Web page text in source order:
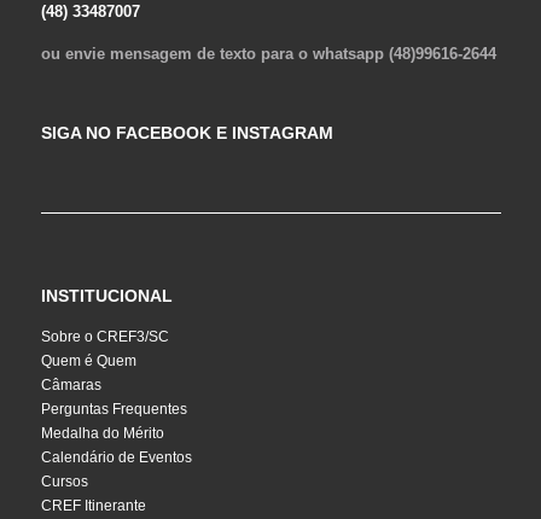
(48) 33487007
ou envie mensagem de texto para o whatsapp (48)99616-2644
SIGA NO FACEBOOK E INSTAGRAM
INSTITUCIONAL
Sobre o CREF3/SC
Quem é Quem
Câmaras
Perguntas Frequentes
Medalha do Mérito
Calendário de Eventos
Cursos
CREF Itinerante